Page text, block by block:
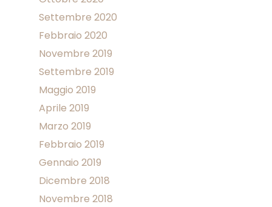
Settembre 2020
Febbraio 2020
Novembre 2019
Settembre 2019
Maggio 2019
Aprile 2019
Marzo 2019
Febbraio 2019
Gennaio 2019
Dicembre 2018
Novembre 2018